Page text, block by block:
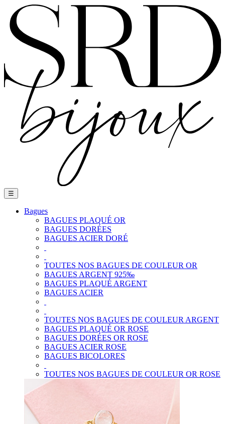
Basculer
la
navigation
☰
Bagues
BAGUES PLAQUÉ OR
BAGUES DORÉES
BAGUES ACIER DORÉ
TOUTES NOS BAGUES DE COULEUR OR
BAGUES ARGENT 925‰
BAGUES PLAQUÉ ARGENT
BAGUES ACIER
TOUTES NOS BAGUES DE COULEUR ARGENT
BAGUES PLAQUÉ OR ROSE
BAGUES DORÉES OR ROSE
BAGUES ACIER ROSE
BAGUES BICOLORES
TOUTES NOS BAGUES DE COULEUR OR ROSE